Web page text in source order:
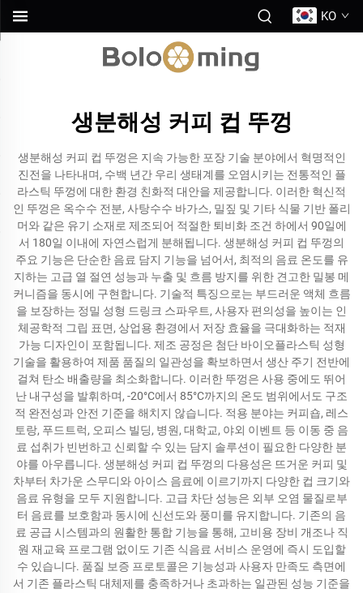
KO
생분해성 커피 컵 뚜껑
생분해성 커피 컵 뚜껑은 지속 가능한 포장 기술 분야에서 혁명적인
진전을 나타내며, 수백 년간 우리 생태계를 오염시키는 전통적인 플
라스틱 뚜껑에 대한 환경 친화적 대안을 제공합니다. 이러한 혁신적
인 뚜껑은 옥수수 전분, 사탕수수 바가스, 밀짚 및 기타 식물 기반 폴리
머와 같은 유기 소재로 제조되어 적절한 퇴비화 조건 하에서 90일에
서 180일 이내에 자연스럽게 분해됩니다. 생분해성 커피 컵 뚜껑의
주요 기능은 단순한 음료 담지 기능을 넘어서, 최적의 음료 온도를 유
지하는 고급 열 절연 성능과 누출 및 흐름 방지를 위한 견고한 밀봉 메
커니즘을 동시에 구현합니다. 기술적 특징으로는 부드러운 액체 흐름
을 보장하는 정밀 성형 드링크 스파우트, 사용자 편의성을 높이는 인
체공학적 그립 표면, 상업용 환경에서 저장 효율을 극대화하는 적재
가능 디자인이 포함됩니다. 제조 공정은 첨단 바이오플라스틱 성형
기술을 활용하여 제품 품질의 일관성을 확보하면서 생산 주기 전반에
걸쳐 탄소 배출량을 최소화합니다. 이러한 뚜껑은 사용 중에도 뛰어
난 내구성을 발휘하며, -20°C에서 85°C까지의 온도 범위에서도 구조
적 완전성과 안전 기준을 해치지 않습니다. 적용 분야는 커피숍, 레스
토랑, 푸드트럭, 오피스 빌딩, 병원, 대학교, 야외 이벤트 등 이동 중 음
료 섭취가 빈번하고 신뢰할 수 있는 담지 솔루션이 필요한 다양한 분
야를 아우릅니다. 생분해성 커피 컵 뚜껑의 다용성은 뜨거운 커피 및
차부터 차가운 스무디와 아이스 음료에 이르기까지 다양한 컵 크기와
음료 유형을 모두 지원합니다. 고급 차단 성능은 외부 오염 물질로부
터 음료를 보호함과 동시에 신선도와 풍미를 유지합니다. 기존의 음
료 공급 시스템과의 원활한 통합 기능을 통해, 고비용 장비 개조나 직
원 재교육 프로그램 없이도 기존 식음료 서비스 운영에 즉시 도입할
수 있습니다. 품질 보증 프로토콜은 기능성과 사용자 만족도 측면에
서 기존 플라스틱 대체제를 충족하거나 초과하는 일관된 성능 기준을